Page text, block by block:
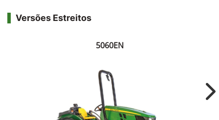
Versões Estreitos
5060EN